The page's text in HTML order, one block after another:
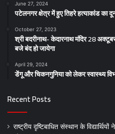
June 27, 2024
पटेलनगर क्षेत्र में हुए तिहरे हत्याकांड का
October 27, 2023
श्री बदरीनाथ- केदारनाथ मंदिर 28
बजे बंद हो जायेगा
April 29, 2024
डेंगू और चिकनगुनिया को लेकर स्वास्थ्य
Recent Posts
राष्ट्रीय दृष्टिबाधित संस्थान के